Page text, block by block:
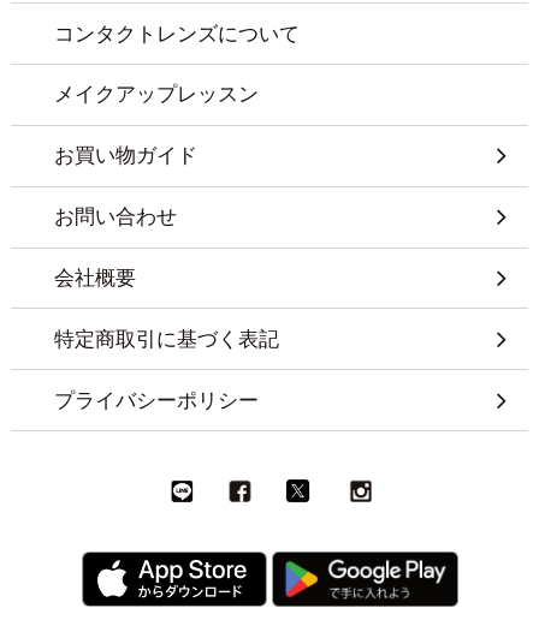
コンタクトレンズについて
メイクアップレッスン
お買い物ガイド
お問い合わせ
会社概要
特定商取引に基づく表記
プライバシーポリシー